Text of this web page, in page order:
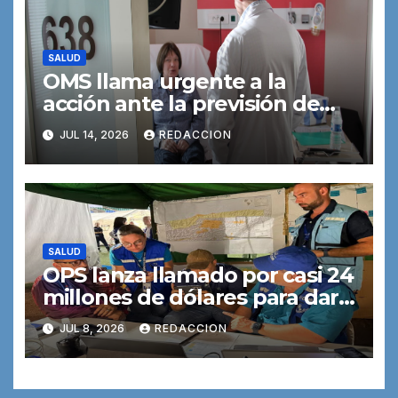
SALUD
OMS llama urgente a la
acción ante la previsión de
que el número de nuevos
casos de cáncer se duplicará
de aquí a 2050
JUL 14, 2026 REDACCION
SALUD
OPS lanza llamado por casi 24
millones de dólares para dar
respuesta en salud tras los
terremotos en Venezuela
JUL 8, 2026 REDACCION